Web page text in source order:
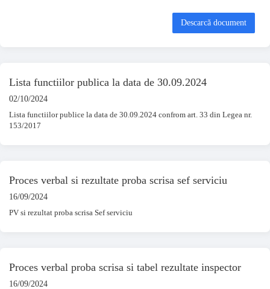
Descarcă document
Lista functiilor publica la data de 30.09.2024
02/10/2024
Lista functiilor publice la data de 30.09.2024 confrom art. 33 din Legea nr.
153/2017
Proces verbal si rezultate proba scrisa sef serviciu
16/09/2024
PV si rezultat proba scrisa Sef serviciu
Proces verbal proba scrisa si tabel rezultate inspector
16/09/2024